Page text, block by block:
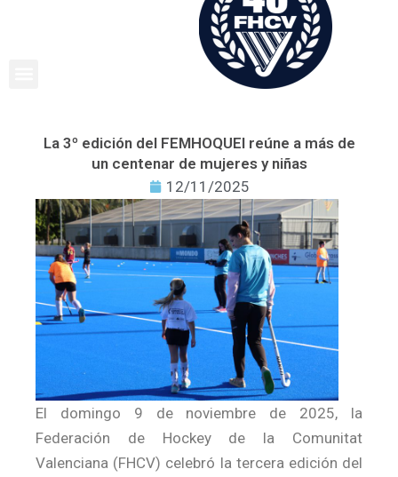
La 3º edición del FEMHOQUEI reúne a más de
un centenar de mujeres y niñas
12/11/2025
El domingo 9 de noviembre de 2025, la
Federación de Hockey de la Comunitat
Valenciana (FHCV) celebró la tercera edición del